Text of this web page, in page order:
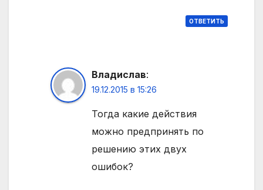
ОТВЕТИТЬ
Владислав:
19.12.2015 в 15:26
Тогда какие действия
можно предпринять по
решению этих двух
ошибок?